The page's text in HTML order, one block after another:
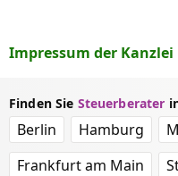
Impressum der Kanzlei
Finden Sie Steuerberater
Berlin Hamburg
Frankfurt am Main